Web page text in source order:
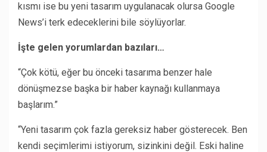
kısmı ise bu yeni tasarım uygulanacak olursa Google
News’i terk edeceklerini bile söylüyorlar.
İşte gelen yorumlardan bazıları…
“Çok kötü, eğer bu önceki tasarıma benzer hale
dönüşmezse başka bir haber kaynağı kullanmaya
başlarım.”
“Yeni tasarım çok fazla gereksiz haber gösterecek. Ben
kendi seçimlerimi istiyorum, sizinkini değil. Eski haline